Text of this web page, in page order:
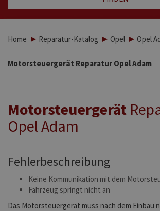
Home Reparatur-Katalog Opel Opel
Motorsteuergerät Reparatur Opel Adam
Motorsteuergerät
Opel Adam
Fehlerbeschreibung
Keine Kommunikation mit dem
Fahrzeug springt nicht an
Das Motorsteuergerät muss nach dem Einbau